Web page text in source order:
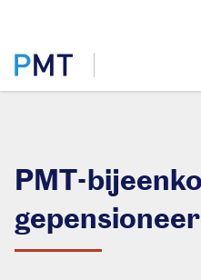
Werkgever
PMT-